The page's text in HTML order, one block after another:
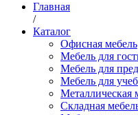
Главная
/
Каталог
Офисная мебель
Мебель для
Мебель для
Мебель для
Металлическая
Складная